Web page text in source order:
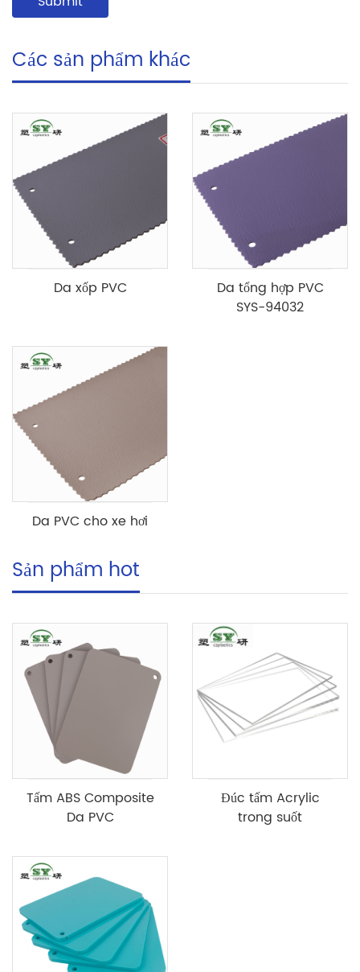
Các sản phẩm khác
Da xốp PVC
Da tổng hợp PVC
SYS-94032
Da PVC cho xe hơi
Sản phẩm hot
Tấm ABS Composite
Da PVC
Đúc tấm Acrylic
trong suốt